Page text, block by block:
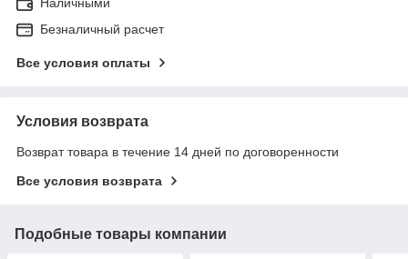
Безналичный расчет
Все условия оплаты
Условия возврата
Возврат товара в течение 14 дней по договоренности
Все условия возврата
Подобные товары компании